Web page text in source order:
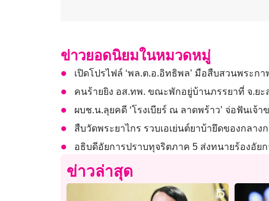
ข่าวยอดนิยมในหมวดหมู่
เปิดโปรไฟล์ ‘พล.ต.อ.อิทธิพล’ มือสืบสวนพระกา
คนร้ายยิง อส.ทพ. ขณะพักอยู่บ้านภรรยาที่ จ.ยะ
ผบช.น.ลุยคดี ‘โรงเบียร์ ณ ลาดพร้าว’ จ่อฟันเจ้
สืบวัดพระยาไกร รวบเอเย่นต์ยาบ้ายึดของกลา
อธิบดีอัยการปราบทุจริตภาค 5 ส่งทนายร้องอัย
ข่าวล่าสุด